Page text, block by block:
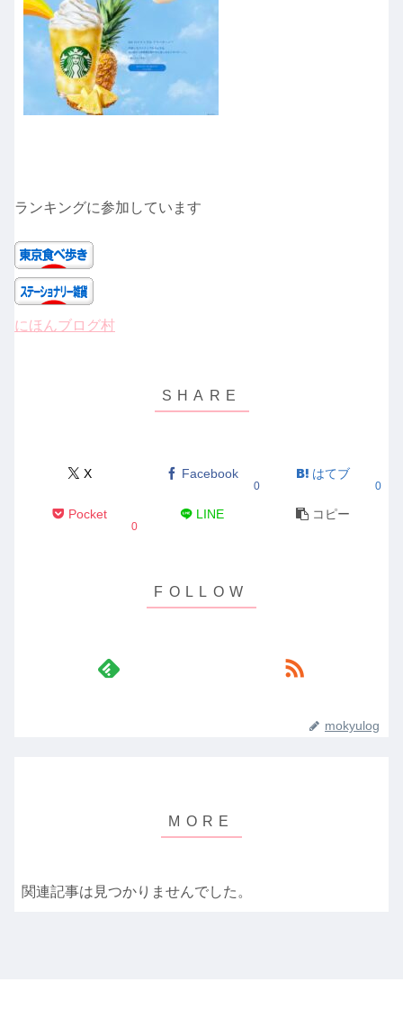
ランキングに参加しています
にほんブログ村
X Facebook
0
はてブ
0
Pocket
0
LINE コピー
mokyulog
関連記事は見つかりませんでした。